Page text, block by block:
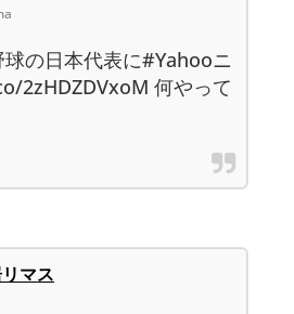
の日本代表に#Yahooニ
2zHDZDVxoM 何やって
マス